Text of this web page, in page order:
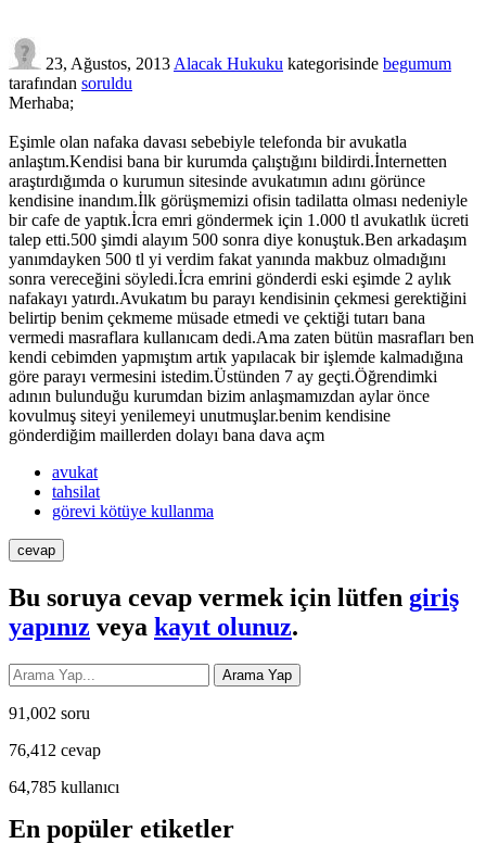
23, Ağustos, 2013 Alacak Hukuku kategorisinde begumum
tarafından soruldu
Merhaba;
Eşimle olan nafaka davası sebebiyle telefonda bir avukatla
anlaştım.Kendisi bana bir kurumda çalıştığını bildirdi.İnternetten
araştırdığımda o kurumun sitesinde avukatımın adını görünce
kendisine inandım.İlk görüşmemizi ofisin tadilatta olması nedeniyle
bir cafe de yaptık.İcra emri göndermek için 1.000 tl avukatlık ücreti
talep etti.500 şimdi alayım 500 sonra diye konuştuk.Ben arkadaşım
yanımdayken 500 tl yi verdim fakat yanında makbuz olmadığını
sonra vereceğini söyledi.İcra emrini gönderdi eski eşimde 2 aylık
nafakayı yatırdı.Avukatım bu parayı kendisinin çekmesi gerektiğini
belirtip benim çekmeme müsade etmedi ve çektiği tutarı bana
vermedi masraflara kullanıcam dedi.Ama zaten bütün masrafları ben
kendi cebimden yapmıştım artık yapılacak bir işlemde kalmadığına
göre parayı vermesini istedim.Üstünden 7 ay geçti.Öğrendimki
adının bulunduğu kurumdan bizim anlaşmamızdan aylar önce
kovulmuş siteyi yenilemeyi unutmuşlar.benim kendisine
gönderdiğim maillerden dolayı bana dava açm
avukat
tahsilat
görevi kötüye kullanma
Bu soruya cevap vermek için lütfen giriş
yapınız veya kayıt olunuz.
91,002 soru
76,412 cevap
64,785 kullanıcı
En popüler etiketler